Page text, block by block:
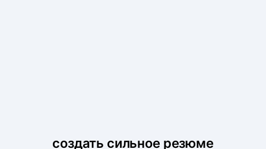
создать сильное резюме